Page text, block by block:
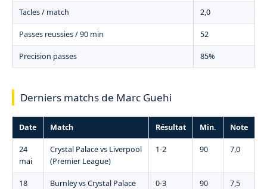
Tacles / match 2,0
Passes reussies / 90 min 52
Precision passes 85%
Derniers matchs de Marc Guehi
Date Match Résultat Min. Note
24
mai
Crystal Palace vs Liverpool
(Premier League)
1-2 90 7,0
18
Burnley vs Crystal Palace
0-3 90 7,5